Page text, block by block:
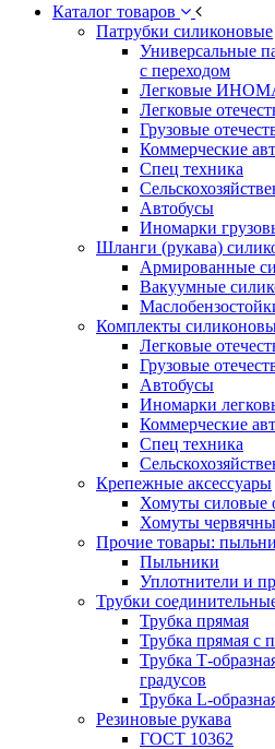
Каталог товаров
Патрубки силиконовые
Универсальные
с переходом
Легковые
Легковые
Грузовые
Коммерческие
Спец техника
Автобусы
Иномарки
Шланги (рукава)
Армированные
Вакуумные
Комплекты
Легковые
Грузовые
Автобусы
Иномарки
Коммерческие
Спец техника
Крепежные аксессуары
Хомуты силовые
Хомуты
Прочие товары:
Пыльники
Уплотнители и
Трубки
Трубка прямая
Трубка прямая с
Трубка Т-
градусов
Трубка L-
Резиновые рукава
ГОСТ 10362